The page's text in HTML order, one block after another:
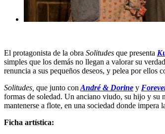
El protagonista de la obra Solitudes que presenta
simples que los demás no llegan a valorar su
renuncia a sus pequeños deseos, y pelea por ellos
Solitudes, que junto con André & Dorine y
formas de soledad. Un anciano viudo, su hijo y su
mantenerse a flote, en una sociedad donde
Ficha artística: